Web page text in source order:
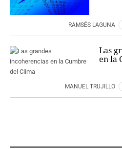
RAMSÉS LAGUNA
Las
en la
MANUEL TRUJILLO